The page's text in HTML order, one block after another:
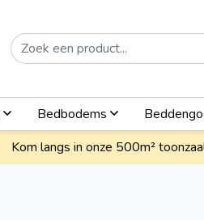
Bedbodems
Kom langs in onze 500m²